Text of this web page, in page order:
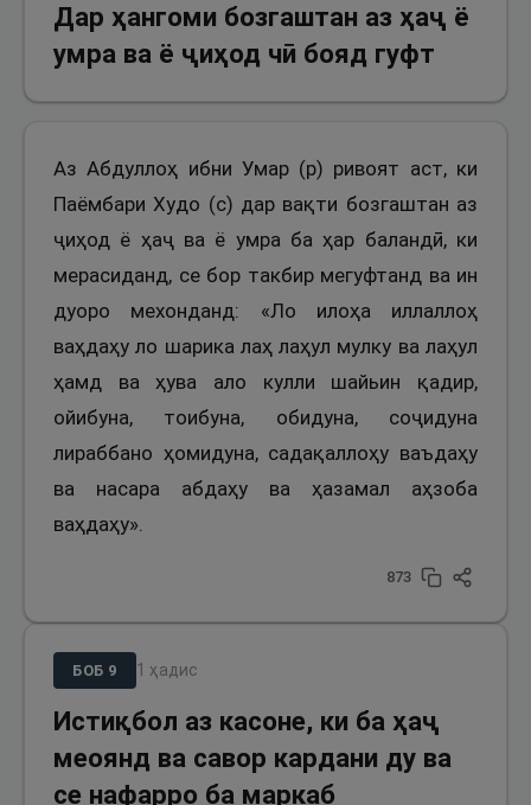
Дар ҳангоми бозгаштан аз ҳаҷ ё
умра ва ё ҷиҳод чӣ бояд гуфт
Аз Абдуллоҳ ибни Умар (р) ривоят аст, ки
Паёмбари Худо (с) дар вақти бозгаштан аз
ҷиҳод ё ҳаҷ ва ё умра ба ҳар баландӣ, ки
мерасиданд, се бор такбир мегуфтанд ва ин
дуоро мехонданд: «Ло илоҳа иллаллоҳ
ваҳдаҳу ло шарика лаҳ лаҳул мулку ва лаҳул
ҳамд ва ҳува ало кулли шайьин қадир,
ойибуна, тоибуна, обидуна, соҷидуна
лираббано ҳомидуна, садақаллоҳу ваъдаҳу
ва насара абдаҳу ва ҳазамал аҳзоба
ваҳдаҳу».
873
БОБ 9 1 ҳадис
Истиқбол аз касоне, ки ба ҳаҷ
меоянд ва савор кардани ду ва
се нафарро ба маркаб